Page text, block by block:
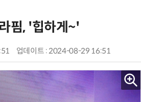
핌, '힙하게~'
업데이트 : 2024-08-29 16:51